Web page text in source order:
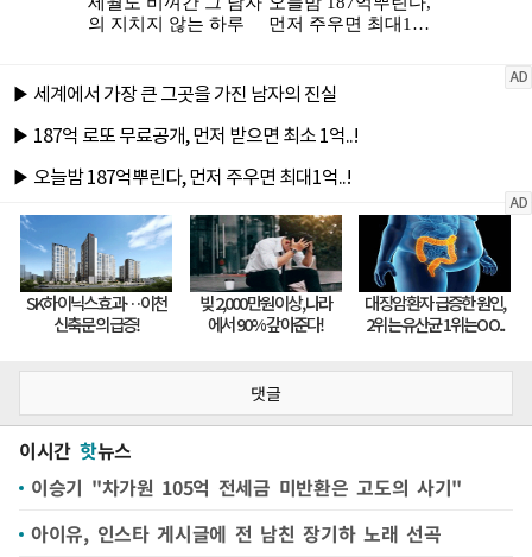
댓글
이시간 핫뉴스
이승기 "차가원 105억 전세금 미반환은 고도의 사기"
아이유, 인스타 게시글에 전 남친 장기하 노래 선곡